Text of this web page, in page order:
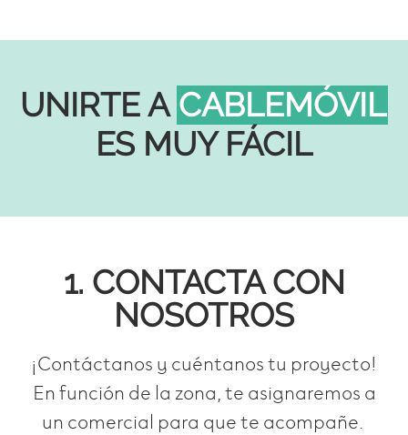
UNIRTE A CABLEMÓVIL
ES MUY FÁCIL
1. CONTACTA CON
NOSOTROS
¡Contáctanos y cuéntanos tu proyecto!
En función de la zona, te asignaremos a
un comercial para que te acompañe.